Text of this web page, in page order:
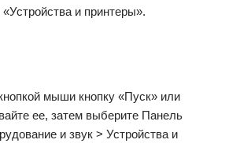
и принтеры».
мыши кнопку «Пуск» или
ее, затем выберите Панель
и звук > Устройства и